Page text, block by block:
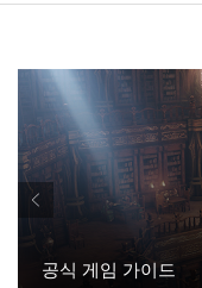
&
시
판
공식 게임 가이드